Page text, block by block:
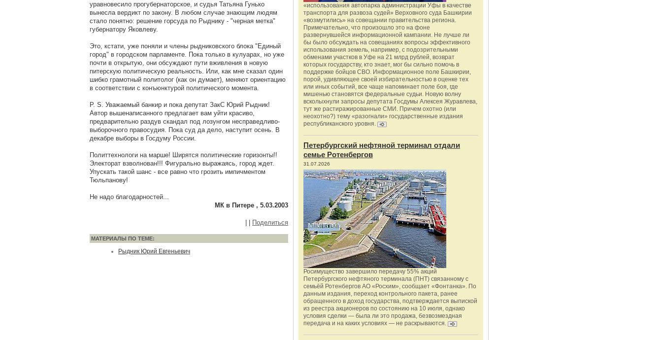
уравновесило прогубернаторское, и судья Татьяна Гунько
вынесла вердикт по закону. В любом случае знающим людям
стало понятно: решение горсуда по Рыднику - "черная метка"
губернатору Яковлеву.
Это, кстати, уже поняли и члены рыдниковского блока "Единый
город" в городском парламенте. Пока только в кулуарах, но уже
почти в открытую, они обсуждают пути вживления в новую
питерскую политическую реальность. Или, как мне сказал один
шибко грамотный политолог (как он думает), меняют ориентацию
в соответствии с конъюнктурой политического момента.
P. S. Уважаемый банкир и пока депутат ЗакС Юрий Рыдник!
Автор вышенаписанного предлагает вам уйти красиво,
предварительно раздув скандал под лозунгом несправедливо-
выборочного правосудия. Пока суд да дело, наступит осень. В
декабре выборы в Госдуму России.
Политтехнологи на марше! Ширятся политические горизонты!!
Электорат взволнован!!! Фигурально выражаясь, город ждет.
Упускать такой шанс - все равно что грозить импичментом
Тюльпанову!
Не надо благодарностей...
МК в Питере , 5.03.2003
Поделиться
МАТЕРИАЛЫ ПО ТЕМЕ:
Рыдник Юрий Евгеньевич
«использования автопарка администрации Уфы в качестве
транспорта для развоза судей» Верховного суда Башкирии
«возмутились» на совещании правительства региона.
Примечательно, что произошло это на фоне
развернувшейся информационной кампании. Не лучше ли
бы было обсуждать на совещаниях вопросы эффективного
использования земель, например, с подозрительными
обменами участков в Уфе на 21 млрд рублей, возврат
которых государству, кто знает, мог бы сильно помочь в
поддержке бойцов СВО. Информационное поле Башкирии,
порой, удивляющее своей избирательностью в оценке тех
или иных событий, все чаще напоминает поле боя, где
мишенью становятся федеральные судьи. Новую волну
всколыхнули запросы депутата Госдумы Алексея Журавлева,
тут же растиражированные СМИ. Причем охотно (или
неохотно?) тему «разогнали» государственные издания
республиканского уровня.
Петербургский нефтяной терминал отдали
семье Ротенбергов
31.07.2026
Росимущество завершило передачу 55% акций
Петербургского нефтяного терминала (ПНТ) связанному с
семьёй Ротенбергов АО «Росхим», сообщает «Фонтанка». По
данным издания, переход контрольного пакета, ранее
обращенного в доход государства, подтверждается выпиской
из реестра акционеров по состоянию на 10 июля, однако
условия сделки — была ли это продажа, безвозмездная
передача и на каких условиях — не раскрываются.